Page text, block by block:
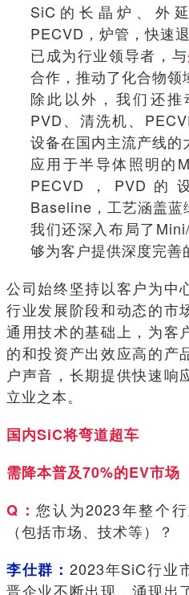
SiC的长晶炉、外延
PECVD，炉管，快速
已成为行业领导者，与
合作，推动了化合物领
除此以外，我们还推
PVD、清洗机、
设备在国内主流产线的
应用于半导体照明的
PECVD，PVD
Baseline，工艺涵盖蓝
我们还深入布局了
够为客户提供深度完善
公司始终坚持以客户为中
行业发展阶段和动态的市
通用技术的基础上，为客
的和投资产出效应高的产
户声音，长期提供快速响
立业之本。
国内SiC将弯道超车
需降本普及70%的EV市场
Q：您认为2023年整个
（包括市场、技术等）？
李仕群： 2023年SiC行业
晋企业不断出现，涌现出